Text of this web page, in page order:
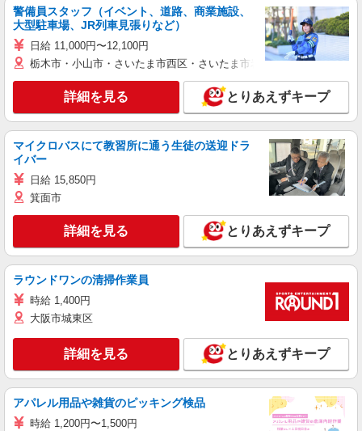
警備員スタッフ（イベント、道路、商業施設、
大型駐車場、JR列車見張りなど）
日給 11,000円〜12,100円
栃木市・小山市・さいたま市西区・さいたま市岩槻区・久喜市・蓮田
詳細を見る とりあえずキープ
マイクロバスにて教習所に通う生徒の送迎ドラ
イバー
日給 15,850円
箕面市
詳細を見る とりあえずキープ
ラウンドワンの清掃作業員
時給 1,400円
大阪市城東区
詳細を見る とりあえずキープ
アパレル用品や雑貨のピッキング検品
時給 1,200円〜1,500円